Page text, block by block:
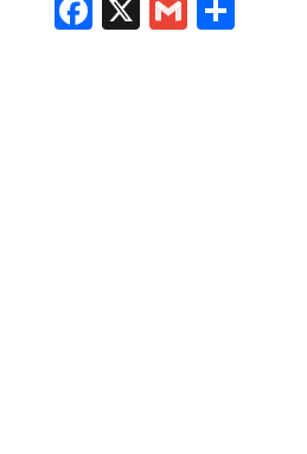
F X G C